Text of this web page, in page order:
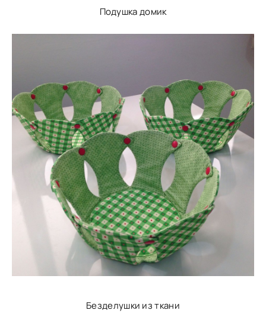
Подушка домик
Безделушки из ткани